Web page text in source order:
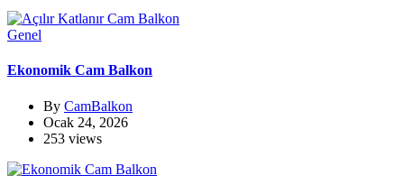
Genel
Ekonomik Cam Balkon
By CamBalkon
Ocak 24, 2026
253 views